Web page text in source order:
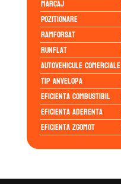
Marcaj
Pozitionare
Ramforsat
Runflat
Autovehicule comerciale
Tip anvelopa
Eficienta Combustibil
Eficienta Aderenta
Eficienta Zgomot